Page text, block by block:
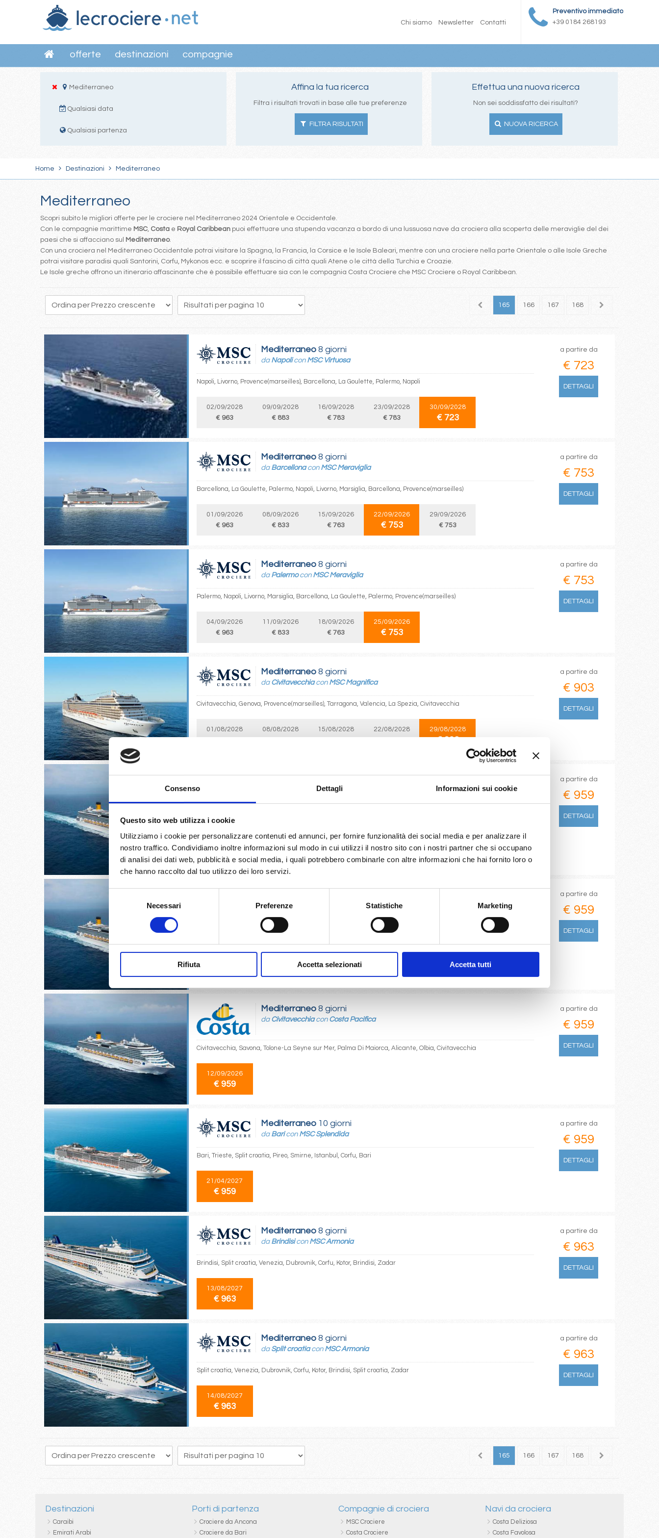
Consenso Dettagli Informazioni sui cookie
Questo sito web utilizza i cookie
Utilizziamo i cookie per personalizzare contenuti ed annunci, per fornire funzionalità dei social media e per analizzare il
nostro traffico. Condividiamo inoltre informazioni sul modo in cui utilizzi il nostro sito con i nostri partner che si occupano
di analisi dei dati web, pubblicità e social media, i quali potrebbero combinarle con altre informazioni che hai fornito loro o
che hanno raccolto dal tuo utilizzo dei loro servizi.
Necessari Preferenze Statistiche Marketing
Rifiuta Accetta selezionati Accetta tutti
Preventivo immediato
+39 0184 268193
Chi siamo Newsletter Contatti
offerte destinazioni compagnie
Mediterraneo
Qualsiasi data
Qualsiasi partenza
Affina la tua ricerca
Filtra i risultati trovati in base alle tue preferenze
FILTRA RISULTATI
Effettua una nuova ricerca
Non sei soddissfatto dei risultati?
NUOVA RICERCA
Home Destinazioni Mediterraneo
Mediterraneo
Scopri subito le migliori offerte per le crociere nel Mediterraneo 2024 Orientale e Occidentale.
Con le compagnie marittime MSC, Costa e Royal Caribbean puoi effettuare una stupenda vacanza a bordo di una lussuosa nave da crociera alla scoperta delle meraviglie del dei
paesi che si affacciano sul
Mediterraneo.
Con una crociera nel Mediterraneo Occidentale potrai visitare la Spagna, la Francia, la Corsice e le Isole Baleari, mentre con una crociere nella parte Orientale o alle Isole Greche
potrai visitare paradisi quali Santorini, Corfu, Mykonos ecc. e scoprire il fascino di città quali Atene o le città della Turchia e Croazie.
Le Isole greche offrono un itinerario affascinante che è possibile effettuare sia con le compagnia Costa Crociere che MSC Crociere o Royal Caribbean.
147 148 149 150 151 152 153 154 155 157 164 165 166 167 168 169
Mediterraneo 8 giorni
da Napolicon MSC Virtuosa
Napoli, Livorno, Provence(marseilles), Barcellona, La Goulette, Palermo, Napoli
02/09/2028
€ 963
09/09/2028
€ 883
16/09/2028
€ 783
23/09/2028
€ 783
30/09/2028
€ 723
a partire da
€ 723
DETTAGLI
Mediterraneo 8 giorni
da Barcellonacon MSC Meraviglia
Barcellona, La Goulette, Palermo, Napoli, Livorno, Marsiglia, Barcellona, Provence(marseilles)
01/09/2026
€ 963
08/09/2026
€ 833
15/09/2026
€ 763
22/09/2026
€ 753
29/09/2026
€ 753
a partire da
€ 753
DETTAGLI
Mediterraneo 8 giorni
da Palermocon MSC Meraviglia
Palermo, Napoli, Livorno, Marsiglia, Barcellona, La Goulette, Palermo, Provence(marseilles)
04/09/2026
€ 963
11/09/2026
€ 833
18/09/2026
€ 763
25/09/2026
€ 753
a partire da
€ 753
DETTAGLI
Mediterraneo 8 giorni
da Civitavecchiacon MSC Magnifica
Civitavecchia, Genova, Provence(marseilles), Tarragona, Valencia, La Spezia, Civitavecchia
01/08/2028
08/08/2028
15/08/2028
22/08/2028
29/08/2028
€ 903
a partire da
€ 903
DETTAGLI
conCosta Pacifica
Civitavecchia, Savona, Tolone-La Seyne sur Mer, Palma Di Maiorca, Valencia, Olbia, Civitavecchia
05/09/2026
€ 959
a partire da
€ 959
DETTAGLI
daOlbiacon
Olbia, Civitavecchia, Savona, Tolone-La Seyne sur Mer, Palma Di Maiorca, Alicante, Olbia
a partire da
€ 959
DETTAGLI
Mediterraneo 8 giorni
da Civitavecchiacon Costa Pacifica
Civitavecchia, Savona, Tolone-La Seyne sur Mer, Palma Di Maiorca, Alicante, Olbia, Civitavecchia
12/09/2026
€ 959
a partire da
€ 959
DETTAGLI
Mediterraneo 10 giorni
da Baricon MSC Splendida
Bari, Trieste, Split croatia, Pireo, Smirne, Istanbul, Corfu, Bari
21/04/2027
€ 959
a partire da
€ 959
DETTAGLI
Mediterraneo 8 giorni
da Brindisicon MSC Armonia
Brindisi, Split croatia, Venezia, Dubrovnik, Corfu, Kotor, Brindisi, Zadar
13/08/2027
€ 963
a partire da
€ 963
DETTAGLI
Mediterraneo 8 giorni
da Split croatiacon MSC Armonia
Split croatia, Venezia, Dubrovnik, Corfu, Kotor, Brindisi, Split croatia, Zadar
14/08/2027
€ 963
a partire da
€ 963
DETTAGLI
147 148 149 150 151 152 153 154 155 157 164 165 166 167 168 169
Destinazioni
Caraibi
Emirati Arabi
Porti di partenza
Crociere da Ancona
Crociere da Bari
Compagnie di crociera
MSC Crociere
Costa Crociere
Navi da crociera
Costa Deliziosa
Costa Favolosa